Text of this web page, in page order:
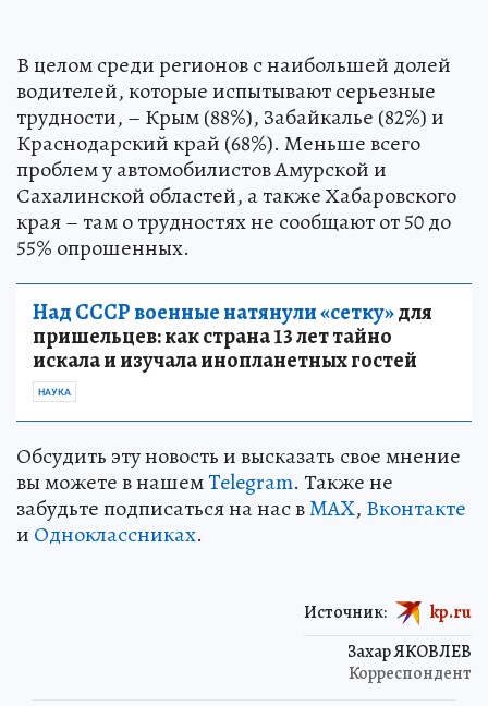
В целом среди регионов с наибольшей долей
водителей, которые испытывают серьезные
трудности, – Крым (88%), Забайкалье (82%) и
Краснодарский край (68%). Меньше всего
проблем у автомобилистов Амурской и
Сахалинской областей, а также Хабаровского
края – там о трудностях не сообщают от 50 до
55% опрошенных.
Над СССР военные натянули «сетку»для
пришельцев: как страна 13 лет тайно
искала и изучала инопланетных гостей
НАУКА
Обсудить эту новость и высказать свое мнение
вы можете в нашемTelegram. Также не
забудьте подписаться на нас вMAX, Вконтакте
и Одноклассниках.
Захар ЯКОВЛЕВ
Корреспондент
Источник: kp.ru